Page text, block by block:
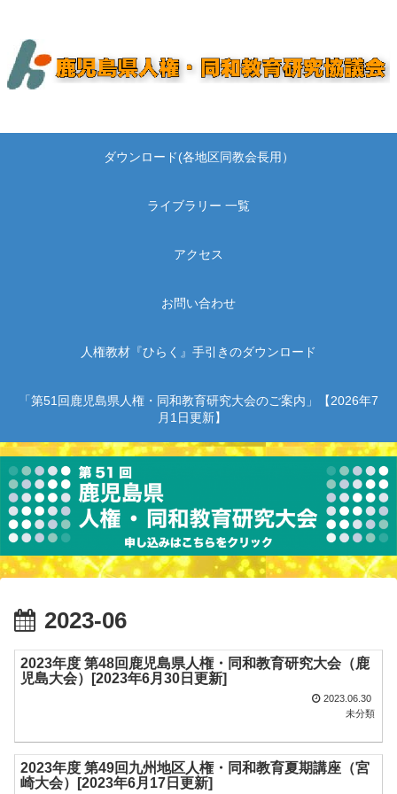
ダウンロード(各地区同教会長用）
ライブラリー 一覧
アクセス
お問い合わせ
人権教材『ひらく』手引きのダウンロード
「第51回鹿児島県人権・同和教育研究大会のご案内」【2026年7
月1日更新】
2023-06
2023年度 第48回鹿児島県人権・同和教育研究大会（鹿
児島大会）[2023年6月30日更新]
2023.06.30
未分類
2023年度 第49回九州地区人権・同和教育夏期講座（宮
崎大会）[2023年6月17日更新]